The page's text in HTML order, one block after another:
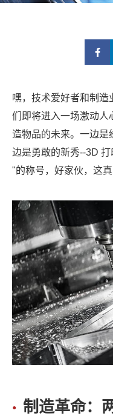
嘿，技术爱好者和制造
们即将进入一场激动人
造物品的未来。一边是
边是勇敢的新秀--3D
"的称号，好家伙，这
制造革命：